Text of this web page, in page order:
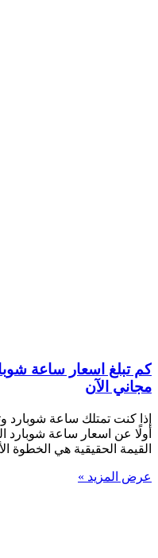
كم تبلغ اسعار ساعة
مجاني الآن
إذا كنت تمتلك ساعة شوبارد
أولًا عن اسعار ساعة شوبارد
القيمة الحقيقية هي الخطوة
عرض المزيد »